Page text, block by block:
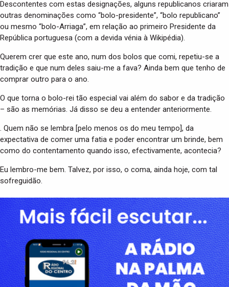
Descontentes com estas designações, alguns republicanos criaram
outras denominações como “bolo-presidente”, “bolo republicano”
ou mesmo “bolo-Arriaga”, em relação ao primeiro Presidente da
República portuguesa (com a devida vénia à Wikipédia).
Querem crer que este ano, num dos bolos que comi, repetiu-se a
tradição e que num deles saiu-me a fava? Ainda bem que tenho de
comprar outro para o ano.
O que torna o bolo-rei tão especial vai além do sabor e da tradição
– são as memórias. Já disso se deu a entender anteriormente.
. Quem não se lembra [pelo menos os do meu tempo], da
expectativa de comer uma fatia e poder encontrar um brinde, bem
como do contentamento quando isso, efectivamente, acontecia?
Eu lembro-me bem. Talvez, por isso, o coma, ainda hoje, com tal
sofreguidão.